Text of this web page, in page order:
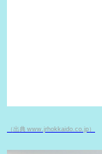
（出典 www.jrhokkaido.co.jp）